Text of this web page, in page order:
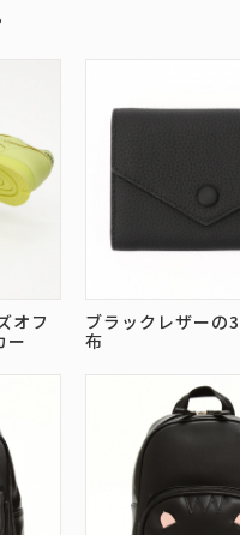
オフ
ー
ブラックレザーの
布